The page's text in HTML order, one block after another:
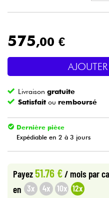
Sono
Batteries & Percu
Vents
Violons & Quatuor
Eveil Musical
575,00 €
Livraisongratuite
Satisfait ou remboursé
Dernière pièce
Expédiable en 2 à 3 jours
Payez51.76 € / mois par
en 3x 4x 10x 12x